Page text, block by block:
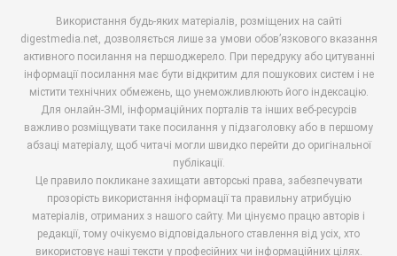
Використання будь-яких матеріалів, розміщених на сайті
digestmedia.net, дозволяється лише за умови обов’язкового вказання
активного посилання на першоджерело. При передруку або цитуванні
інформації посилання має бути відкритим для пошукових систем і не
містити технічних обмежень, що унеможливлюють його індексацію.
Для онлайн-ЗМІ, інформаційних порталів та інших веб-ресурсів
важливо розміщувати таке посилання у підзаголовку або в першому
абзаці матеріалу, щоб читачі могли швидко перейти до оригінальної
публікації.
Це правило покликане захищати авторські права, забезпечувати
прозорість використання інформації та правильну атрибуцію
матеріалів, отриманих з нашого сайту. Ми цінуємо працю авторів і
редакції, тому очікуємо відповідального ставлення від усіх, хто
використовує наші тексти у професійних чи інформаційних цілях.